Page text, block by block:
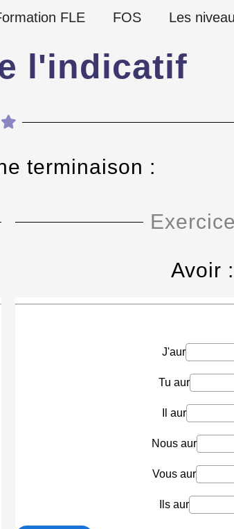
FLE FOS Les
l'indicatif
terminaison :
Avoir :